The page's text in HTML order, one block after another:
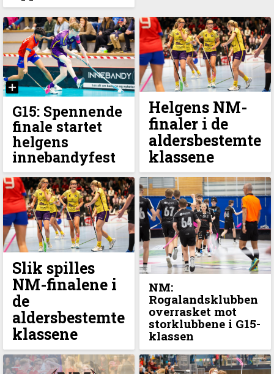
G15: Spennende
finale startet
helgens
innebandyfest
Helgens NM-
finaler i de
aldersbestemte
klassene
Slik spilles
NM-finalene i
de
aldersbestemte
klassene
NM:
Rogalandsklubben
overrasket mot
storklubbene i G15-
klassen